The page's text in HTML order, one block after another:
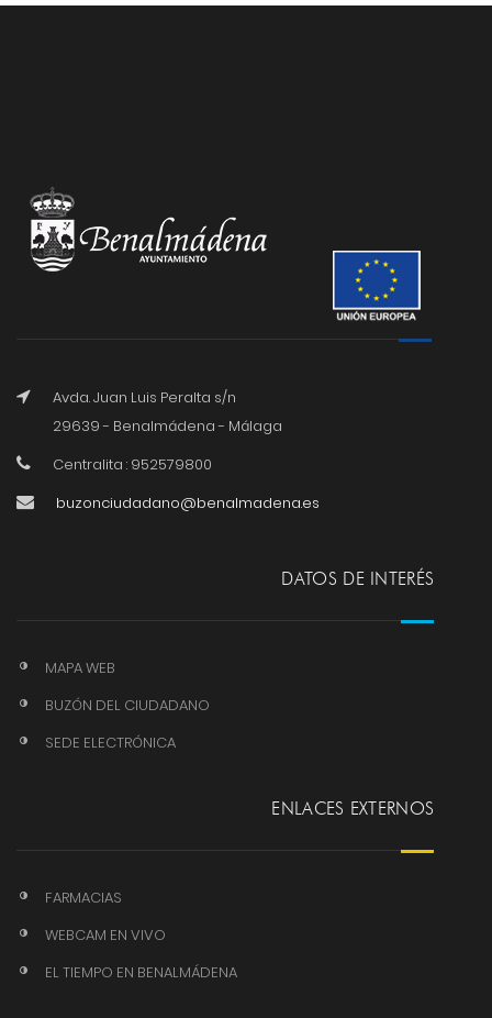
Avda. Juan Luis Peralta s/n
29639 - Benalmádena - Málaga
Centralita : 952579800
buzonciudadano@benalmadena.es
DATOS DE INTERÉS
MAPA WEB
BUZÓN DEL CIUDADANO
SEDE ELECTRÓNICA
ENLACES EXTERNOS
FARMACIAS
WEBCAM EN VIVO
EL TIEMPO EN BENALMÁDENA